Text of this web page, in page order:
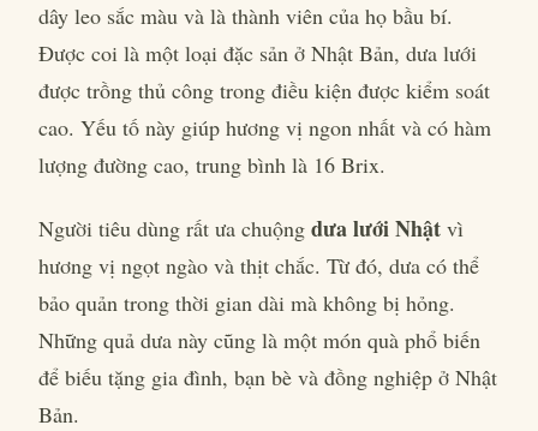
dây leo sắc màu và là thành viên của họ bầu bí.
Được coi là một loại đặc sản ở Nhật Bản, dưa lưới
được trồng thủ công trong điều kiện được kiểm soát
cao. Yếu tố này giúp hương vị ngon nhất và có hàm
lượng đường cao, trung bình là 16 Brix.
Người tiêu dùng rất ưa chuộng dưa lưới Nhật vì
hương vị ngọt ngào và thịt chắc. Từ đó, dưa có thể
bảo quản trong thời gian dài mà không bị hỏng.
Những quả dưa này cũng là một món quà phổ biến
để biếu tặng gia đình, bạn bè và đồng nghiệp ở Nhật
Bản.